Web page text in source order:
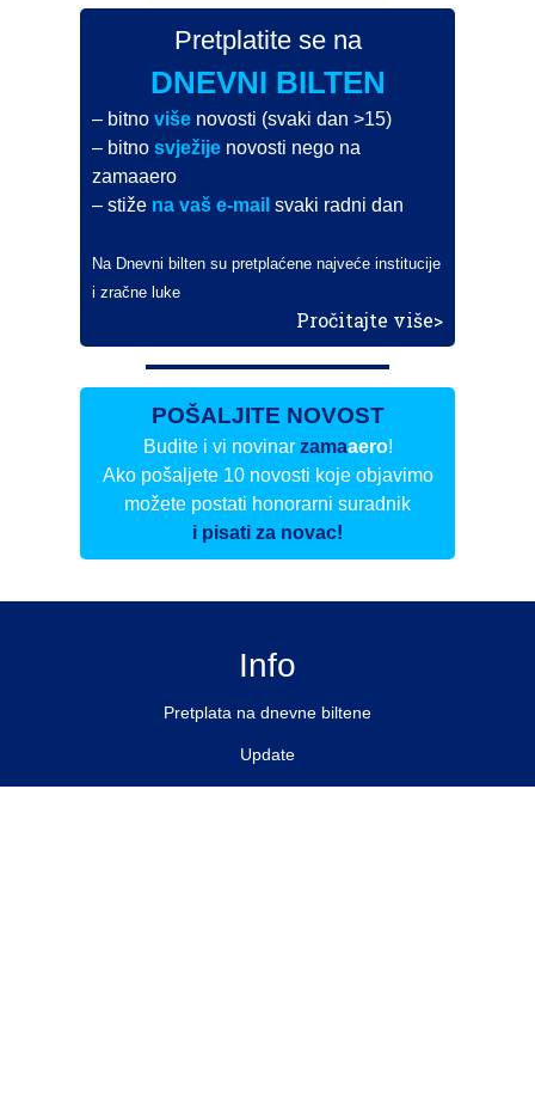
Pretplatite se na
DNEVNI BILTEN
– bitnoviše novosti (svaki dan >15)
– bitnosvježije novosti nego na
zamaaero
– stiže na vaš e-mail svaki radni dan
Na Dnevni bilten su pretplaćene najveće institucije
i zračne luke
Pročitajte više>
POŠALJITE NOVOST
Budite i vi novinar zamaaero!
Ako pošaljete 10 novosti koje objavimo
možete postati honorarni suradnik
i pisati za novac!
Info
Pretplata na dnevne biltene
Update